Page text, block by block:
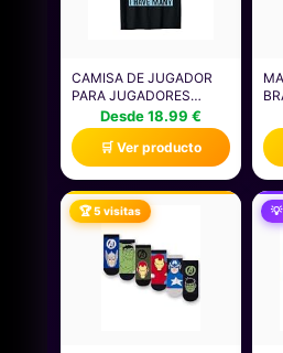
CAMISA DE JUGADOR
PARA JUGADORES
NIÑOS HOMBRES
VIDEOJUEGOS JUEGOS
CAMISETA
Desde 18.99 €
🛒 Ver producto
🏆 5 visitas